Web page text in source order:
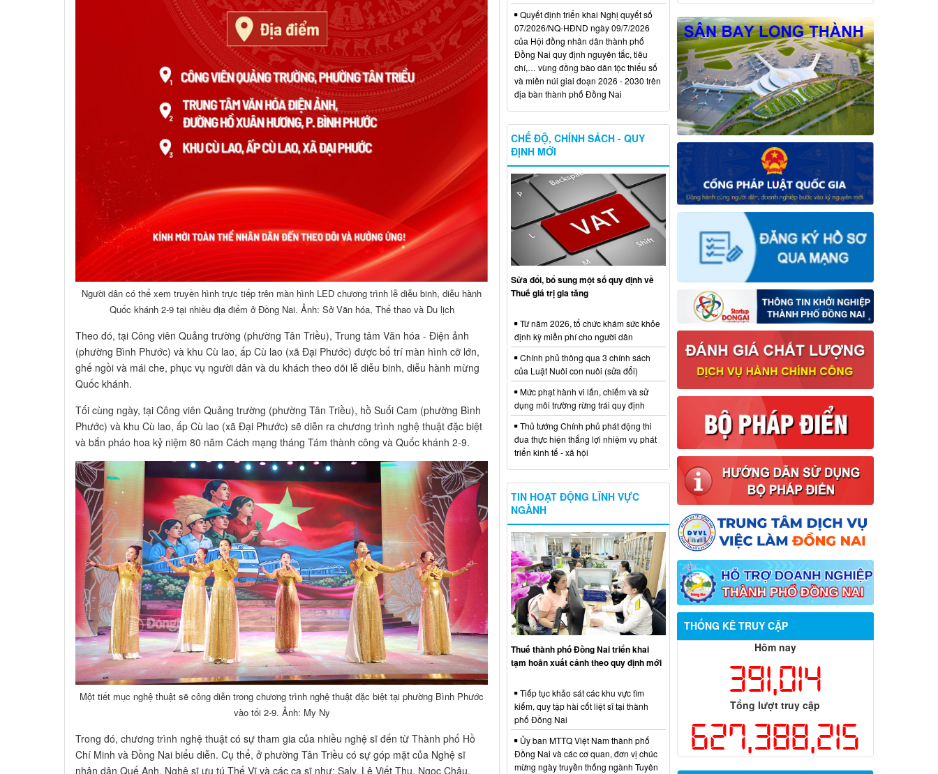
Người dân có thể xem truyền hình trực tiếp trên màn hình LED chương trình lễ diễu binh, diễu hành
Quốc khánh 2-9 tại nhiều địa điểm ở Đồng Nai. Ảnh: Sở Văn hóa, Thể thao và Du lịch
Theo đó, tại Công viên Quảng trường (phường Tân Triều), Trung tâm Văn hóa - Điện ảnh
(phường Bình Phước) và khu Cù lao, ấp Cù lao (xã Đại Phước) được bố trí màn hình cỡ lớn,
ghế ngồi và mái che, phục vụ người dân và du khách theo dõi lễ diễu binh, diễu hành mừng
Quốc khánh.
Tối cùng ngày, tại Công viên Quảng trường (phường Tân Triều), hồ Suối Cam (phường Bình
Phước) và khu Cù lao, ấp Cù lao (xã Đại Phước) sẽ diễn ra chương trình nghệ thuật đặc biệt
và bắn pháo hoa kỷ niệm 80 năm Cách mạng tháng Tám thành công và Quốc khánh 2-9.
Một tiết mục nghệ thuật sẽ công diễn trong chương trình nghệ thuật đặc biệt tại phường Bình Phước
vào tối 2-9. Ảnh: My Ny
Trong đó, chương trình nghệ thuật có sự tham gia của nhiều nghệ sĩ đến từ Thành phố Hồ
Chí Minh và Đồng Nai biểu diễn. Cụ thể, ở phường Tân Triều có sự góp mặt của Nghệ sĩ
nhân dân Quế Anh, Nghệ sĩ ưu tú Thế Vĩ và các ca sĩ như: Saly, Lê Viết Thu, Ngọc Châu,
THỐNG KÊ TRUY CẬP
Hôm nay
391,014
Tổng lượt truy cập
627,388,215
Quyết định triển khai Nghị quyết số
07/2026/NQ-HĐND ngày 09/7/2026
của Hội đồng nhân dân thành phố
Đồng Nai quy định nguyên tắc, tiêu
chí,… vùng đồng bào dân tộc thiểu số
và miền núi giai đoạn 2026 - 2030 trên
địa bàn thành phố Đồng Nai
CHẾ ĐỘ, CHÍNH SÁCH - QUY
ĐỊNH MỚI
Sửa đổi, bổ sung một số quy định về
Thuế giá trị gia tăng
Từ năm 2026, tổ chức khám sức khỏe
định kỳ miễn phí cho người dân
Chính phủ thông qua 3 chính sách
của Luật Nuôi con nuôi (sửa đổi)
Mức phạt hành vi lấn, chiếm và sử
dụng môi trường rừng trái quy định
Thủ tướng Chính phủ phát động thi
đua thực hiện thắng lợi nhiệm vụ phát
triển kinh tế - xã hội
TIN HOẠT ĐỘNG LĨNH VỰC
NGÀNH
Thuế thành phố Đồng Nai triển khai
tạm hoãn xuất cảnh theo quy định mới
Tiếp tục khảo sát các khu vực tìm
kiếm, quy tập hài cốt liệt sĩ tại thành
phố Đồng Nai
Ủy ban MTTQ Việt Nam thành phố
Đồng Nai và các cơ quan, đơn vị chúc
mừng ngày truyền thống ngành Tuyên